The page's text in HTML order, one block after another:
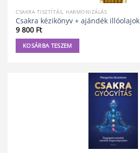
CSAKRA TISZTÍTÁS, HARMONIZÁLÁS
Csakra kézikönyv + ajándék illóolajok
9 800 Ft
KOSÁRBA TESZEM